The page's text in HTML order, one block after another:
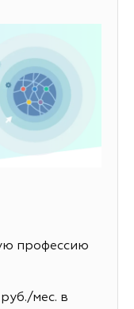
профессию
мес. в